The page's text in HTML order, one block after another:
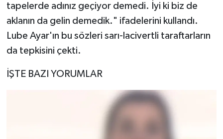
tapelerde adınız geçiyor demedi. İyi ki biz de
aklanın da gelin demedik." ifadelerini kullandı.
Lube Ayar'ın bu sözleri sarı-lacivertli taraftarların
da tepkisini çekti.
İŞTE BAZI YORUMLAR